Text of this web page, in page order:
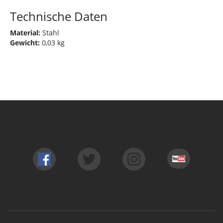
Technische Daten
Material: Stahl
Gewicht: 0,03 kg